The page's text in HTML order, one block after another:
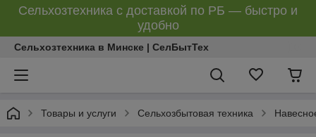
Сельхозтехника с доставкой по РБ — быстро и
удобно
Сельхозтехника в Минске | СелБытТех
Товары и услуги Сельхозбытовая техника